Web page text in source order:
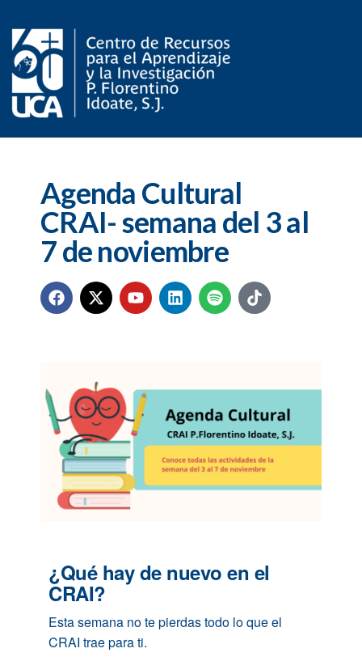
Agenda Cultural
CRAI- semana del 3 al
7 de noviembre
¿Qué hay de nuevo en el
CRAI?
Esta semana no te pierdas todo lo que el
CRAI trae para ti.